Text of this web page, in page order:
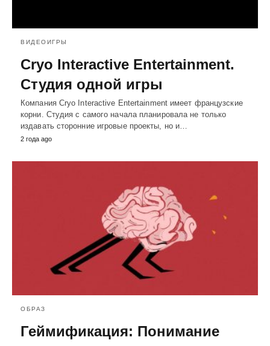
ВИДЕОИГРЫ
Cryo Interactive Entertainment.
Студия одной игры
Компания Cryo Interactive Entertainment имеет французские
корни. Студия с самого начала планировала не только
издавать сторонние игровые проекты, но и…
2 года ago
ОБРАЗ
Геймификация: Понимание